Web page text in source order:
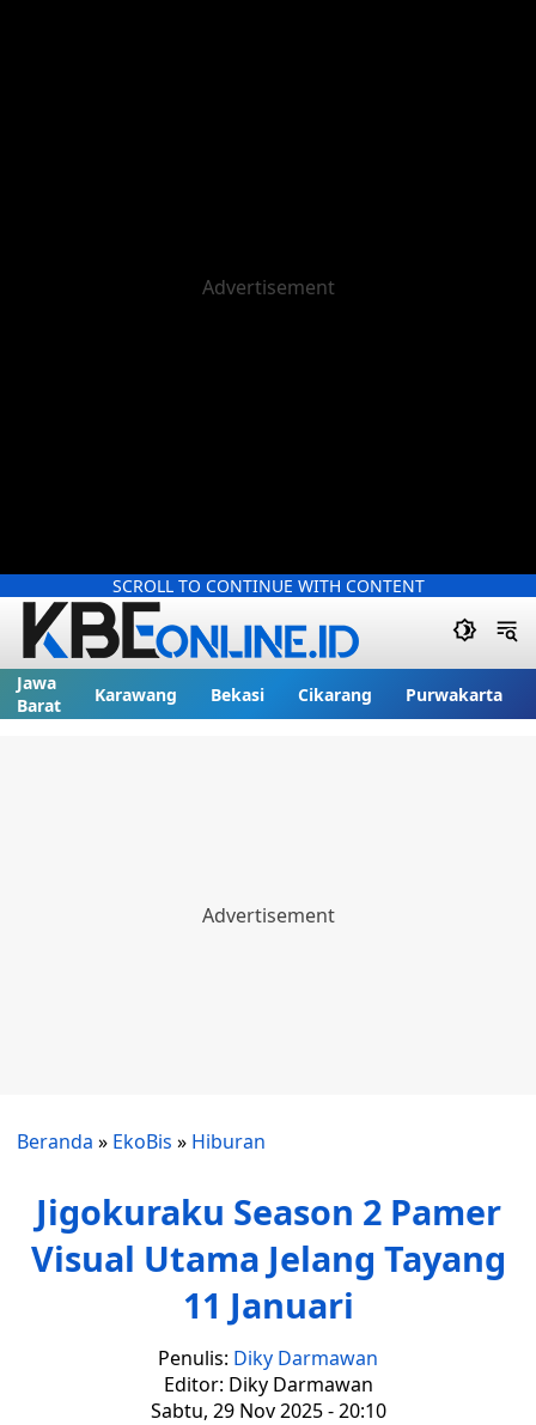
SCROLL TO CONTINUE WITH CONTENT
Jawa
Barat
Karawang Bekasi Cikarang Purwakarta
Beranda » EkoBis » Hiburan
Jigokuraku Season 2 Pamer
Visual Utama Jelang Tayang
11 Januari
Penulis: Diky Darmawan
Editor: Diky Darmawan
Sabtu, 29 Nov 2025 - 20:10